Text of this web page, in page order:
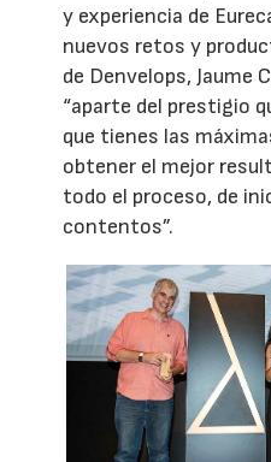
y experiencia de
nuevos retos y
de Denvelops, Jaume
“aparte del prestigio
que tienes las
obtener el mejor
todo el proceso, de
contentos”.